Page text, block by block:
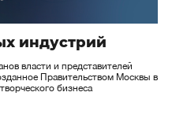
индустрий
власти и представителей
Правительством Москвы в
бизнеса